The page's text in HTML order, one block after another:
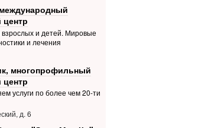
центр
взрослых и детей. Мировые
и лечения
многопрофильный
центр
услуги по более чем 20-ти
д. 6